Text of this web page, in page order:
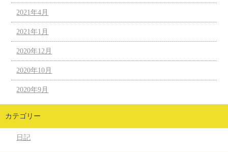
2021年4月
2021年1月
2020年12月
2020年10月
2020年9月
カテゴリー
日記